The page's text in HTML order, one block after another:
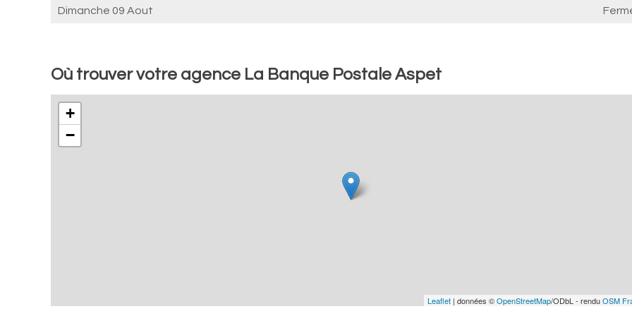
Dimanche 09 Aout
Où trouver votre agence La Banque Postale Aspet
+
−
Leaflet | données ©OpenStreetMap/ODbL - renduOSM